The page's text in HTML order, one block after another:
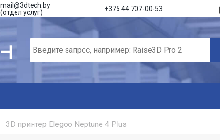
mail@3dtech.by
(отдел услуг)
+375 44 707-00-53
3D принтер Elegoo Neptune 4 Plus